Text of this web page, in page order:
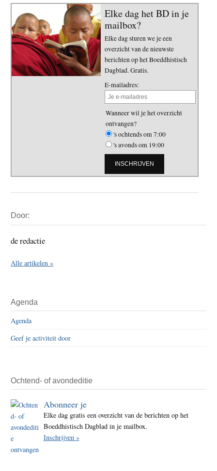
Elke dag het BD in je
mailbox?
Elke dag sturen we je een
overzicht van de nieuwste
berichten op het Boeddhistisch
Dagblad. Gratis.
E-mailadres:
Wanneer wil je het overzicht
ontvangen?
's ochtends om 7:00
's avonds om 19:00
Sidebar
Door:
de redactie
Alle artikelen »
Agenda
Agenda
Geef je activiteit door
Ochtend- of avondeditie
Abonneer je
Elke dag gratis een overzicht van de berichten op het
Boeddhistisch Dagblad in je mailbox.
Inschrijven »